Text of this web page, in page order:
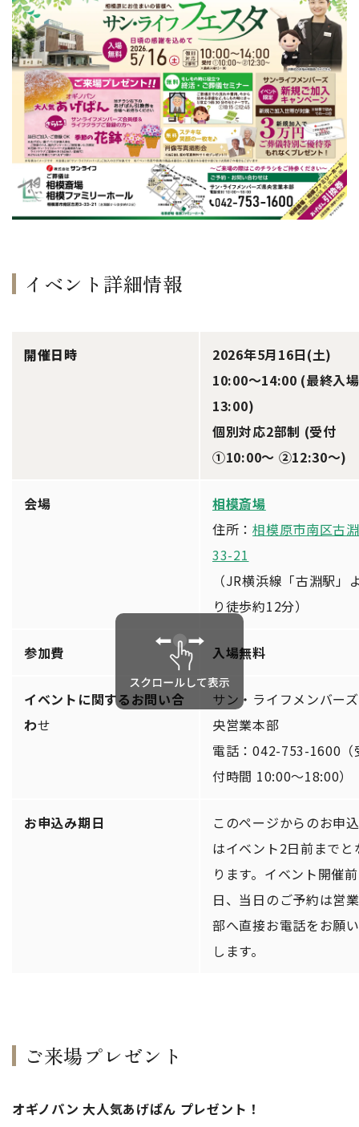
イベント詳細情報
開催日時
2026年5月16日(土)
10:00～14:00 (最終入場
13:00)
個別対応2部制 (受付
①10:00～ ②12:30～)
会場
相模斎場
住所：相模原市南区古
33-21
（JR横浜線「古淵駅」
り徒歩約12分）
参加費 入場無料
イベントに関するお問い合
わせ
サン・ライフメンバー
央営業本部
電話：042-753-1600（
付時間 10:00～18:00）
お申込み期日
このページからのお申
はイベント2日前までと
ります。イベント開催前
日、当日のご予約は営
部へ直接お電話をお願
します。
ご来場プレゼント
オギノパン 大人気あげぱん プレゼント！